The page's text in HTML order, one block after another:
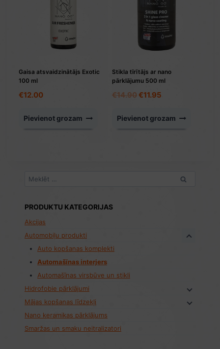
Gaisa atsvaidzinātājs Exotic
100 ml
€12.00
Pievienot grozam
Stikla tīrītājs ar nano
pārklājumu 500 ml
€14.90Original
was:
€14.90.
€11.95
is:
€11.95.
Pievienot grozam
Meklēt:
PRODUKTU KATEGORIJAS
Akcijas
Automobiļu produkti
Auto kopšanas komplekti
Automašīnas interjers
Automašīnas virsbūve un stikli
Hidrofobie pārklājumi
Mājas kopšanas līdzekļi
Nano keramikas pārklājums
Smaržas un smaku neitralizatori